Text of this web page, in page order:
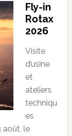
Fly-in
Rotax
2026
Visite
d’usine
et
ateliers
techniqu
es
août, le